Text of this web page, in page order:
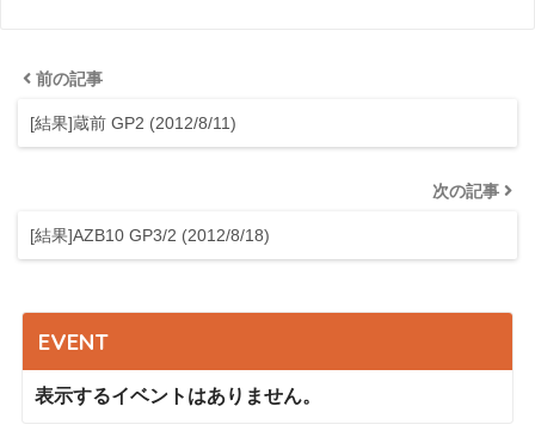
前の記事
[結果]蔵前 GP2 (2012/8/11)
次の記事
[結果]AZB10 GP3/2 (2012/8/18)
EVENT
表示するイベントはありません。